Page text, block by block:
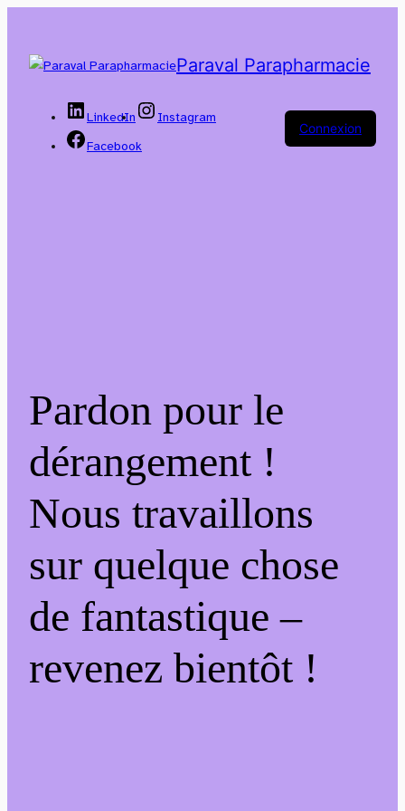
Paraval Parapharmacie
LinkedIn
Instagram
Facebook
Connexion
Pardon pour le
dérangement !
Nous travaillons
sur quelque chose
de fantastique –
revenez bientôt !